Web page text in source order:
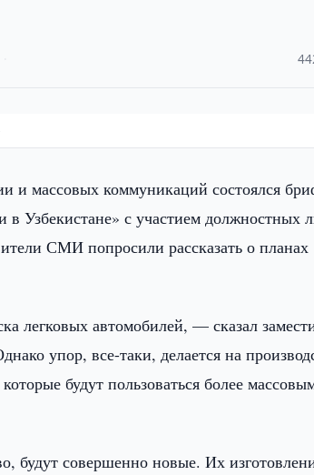
и массовых коммуникаций состоялся
Узбекистане» с участием должностных
СМИ попросили рассказать о планах
легковых автомобилей, — сказал
упор, все-таки, делается на
будут пользоваться более
будут совершенно новые. Их